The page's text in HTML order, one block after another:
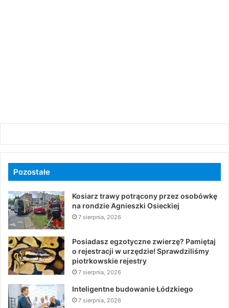
Pozostałe
Kosiarz trawy potrącony przez osobówkę
na rondzie Agnieszki Osieckiej
7 sierpnia, 2026
Posiadasz egzotyczne zwierzę? Pamiętaj
o rejestracji w urzędzie! Sprawdziliśmy
piotrkowskie rejestry
7 sierpnia, 2026
Inteligentne budowanie Łódzkiego
7 sierpnia, 2026